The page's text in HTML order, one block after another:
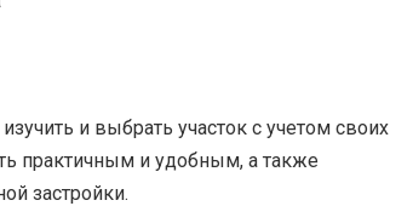
и выбрать участок с учетом своих
практичным и удобным, а также
застройки.